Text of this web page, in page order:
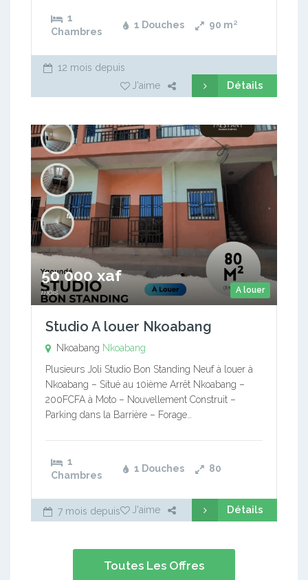
1
Chambres
1 Douches 90 m²
12 mois depuis
J'aime
Détails
A louer
50 000 xaf
mois
Studio A louer Nkoabang
Nkoabang Nkoabang
Plusieurs Joli Studio Bon Standing Neuf à louer à
Nkoabang – Situé au 10ième Arrêt Nkoabang –
200FCFA à Moto – Nouvellement Construit –
Parking dans la Barrière – Forage…
1
Chambres
1 Douches 80
7 mois depuis J'aime Détails
Toutes Les Offres